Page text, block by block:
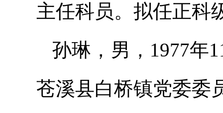
主任科员。拟任正科
孙琳，男，1977年
苍溪县白桥镇党委委